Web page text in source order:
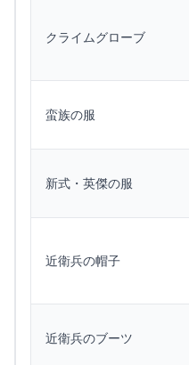
クライムグローブ
蛮族の服
新式・英傑の服
近衛兵の帽子
近衛兵のブーツ